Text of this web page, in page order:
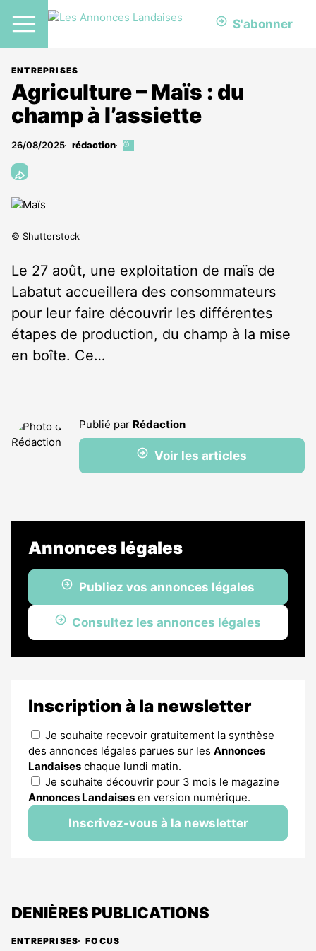
S'abonner
ENTREPRISES
Agriculture – Maïs : du
champ à l’assiette
26/08/2025 rédaction
Cet
© Shutterstock
Le 27 août, une exploitation de maïs de
Labatut accueillera des consommateurs
pour leur faire découvrir les différentes
étapes de production, du champ à la mise
en boîte. Ce…
Publié par Rédaction
Voir les articles
Annonces légales
Publiez vos annonces légales
Consultez les annonces légales
Inscription à la newsletter
Je souhaite recevoir gratuitement la synthèse
des annonces légales parues sur les Annonces
Landaises chaque lundi matin.
Je souhaite découvrir pour 3 mois le magazine
Annonces Landaises en version numérique.
Inscrivez-vous à la newsletter
DENIÈRES PUBLICATIONS
ENTREPRISES FOCUS